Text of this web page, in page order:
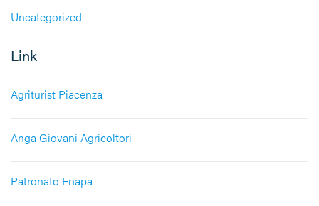
Uncategorized
Link
Agriturist Piacenza
Anga Giovani Agricoltori
Patronato Enapa